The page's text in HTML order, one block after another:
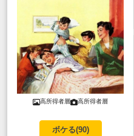
高所得者層 高所得者層
ボケる(90)